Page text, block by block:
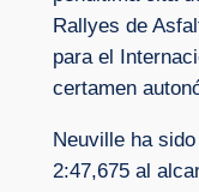
Rallyes de
para el
certamen
Neuville ha
2:47,675 al